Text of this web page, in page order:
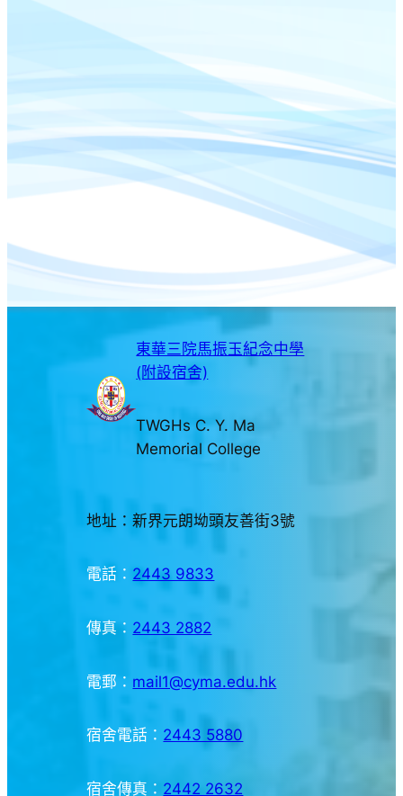
東華三院馬振玉紀念中學
(附設宿舍)
TWGHs C. Y. Ma
Memorial College
地址：新界元朗坳頭友善街3號
電話： 2443 9833
傳真： 2443 2882
電郵： mail1@cyma.edu.hk
宿舍電話： 2443 5880
宿舍傳真： 2442 2632